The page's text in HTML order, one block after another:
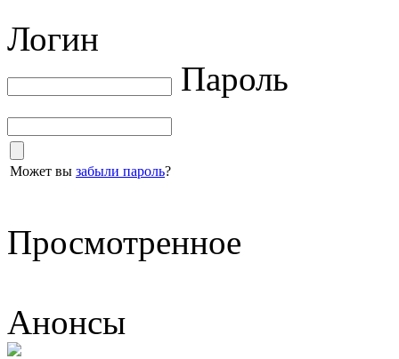
Логин
Пароль
Может вы забыли пароль?
Просмотренное
Анонсы